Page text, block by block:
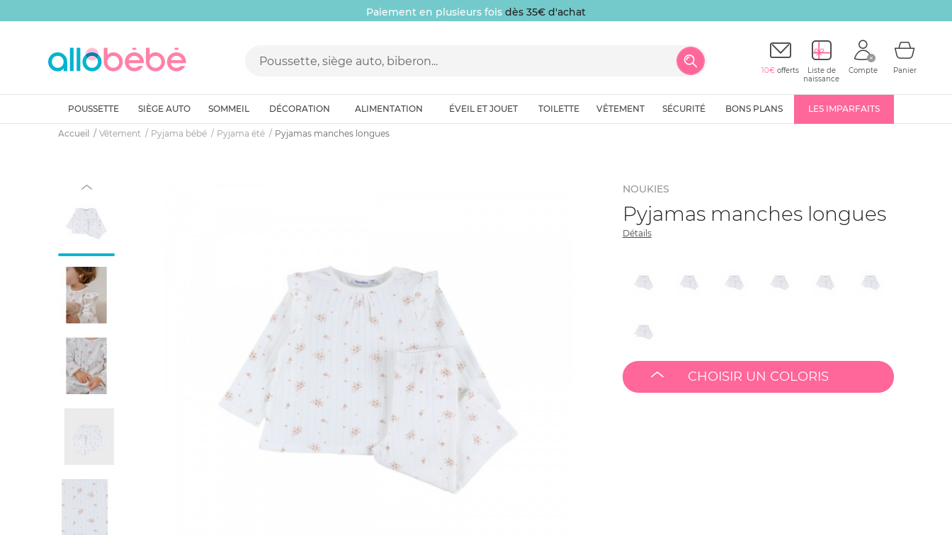
Paiement en plusieurs fois dès 35€ d'achat
10€ offerts
Liste de
naissance
Compte Panier
POUSSETTE SIÈGE AUTO SOMMEIL DÉCORATION ALIMENTATION ÉVEIL ET JOUET TOILETTE VÊTEMENT SÉCURITÉ BONS PLANS LES IMPARFAITS
Accueil Vêtement Pyjama bébé Pyjama été Pyjamas manches longues
NOUKIES
Pyjamas manches longues
Détails
CHOISIR UN COLORIS